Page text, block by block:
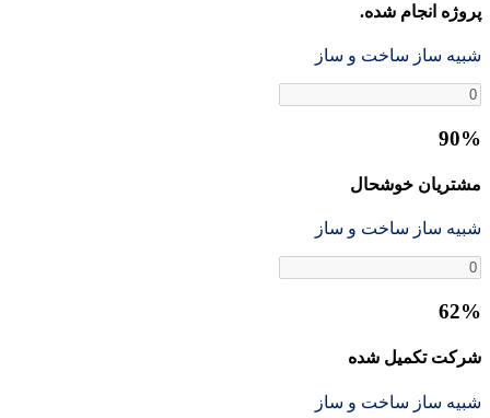
پروژه انجام شده.
شبیه ساز ساخت و ساز
90%
مشتریان خوشحال
شبیه ساز ساخت و ساز
62%
شرکت تکمیل شده
شبیه ساز ساخت و ساز